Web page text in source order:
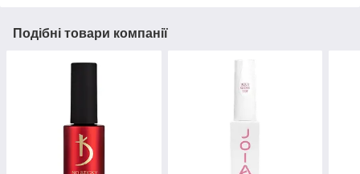
Подібні товари компанії